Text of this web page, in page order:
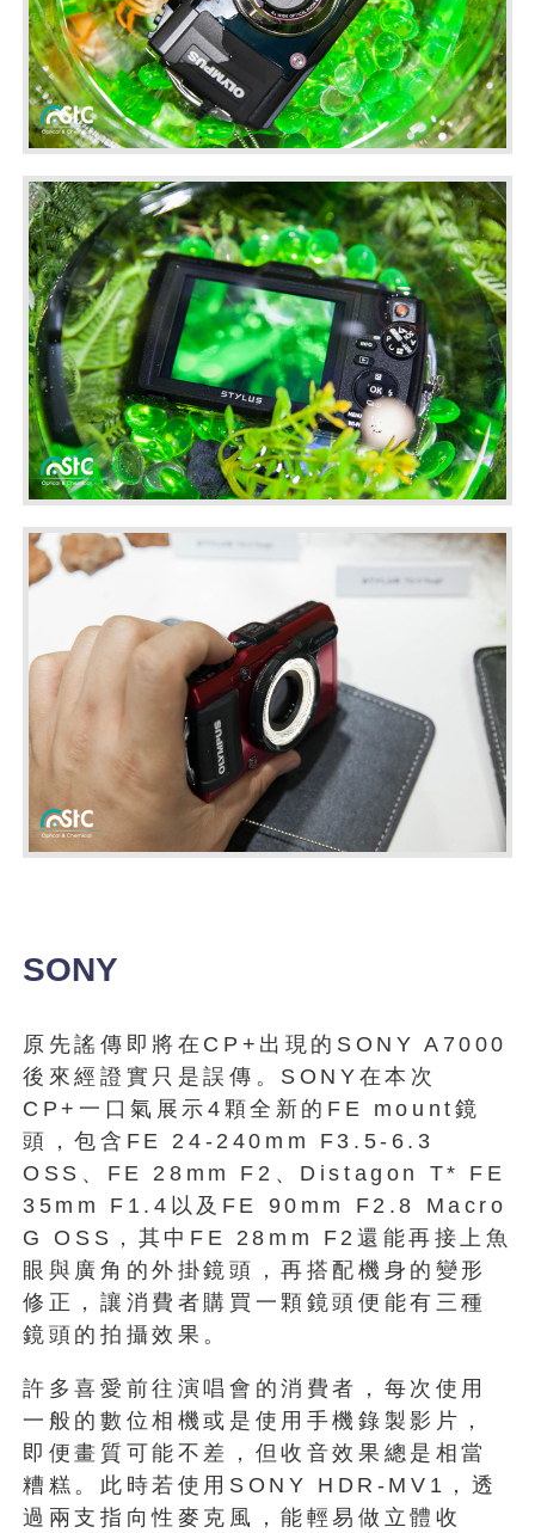
SONY
原先謠傳即將在CP+出現的SONY A7000
後來經證實只是誤傳。SONY在本次
CP+一口氣展示4顆全新的FE mount鏡
頭，包含FE 24-240mm F3.5-6.3
OSS、FE 28mm F2、Distagon T* FE
35mm F1.4以及FE 90mm F2.8 Macro
G OSS，其中FE 28mm F2還能再接上魚
眼與廣角的外掛鏡頭，再搭配機身的變形
修正，讓消費者購買一顆鏡頭便能有三種
鏡頭的拍攝效果。
許多喜愛前往演唱會的消費者，每次使用
一般的數位相機或是使用手機錄製影片，
即便畫質可能不差，但收音效果總是相當
糟糕。此時若使用SONY HDR-MV1，透
過兩支指向性麥克風，能輕易做立體收